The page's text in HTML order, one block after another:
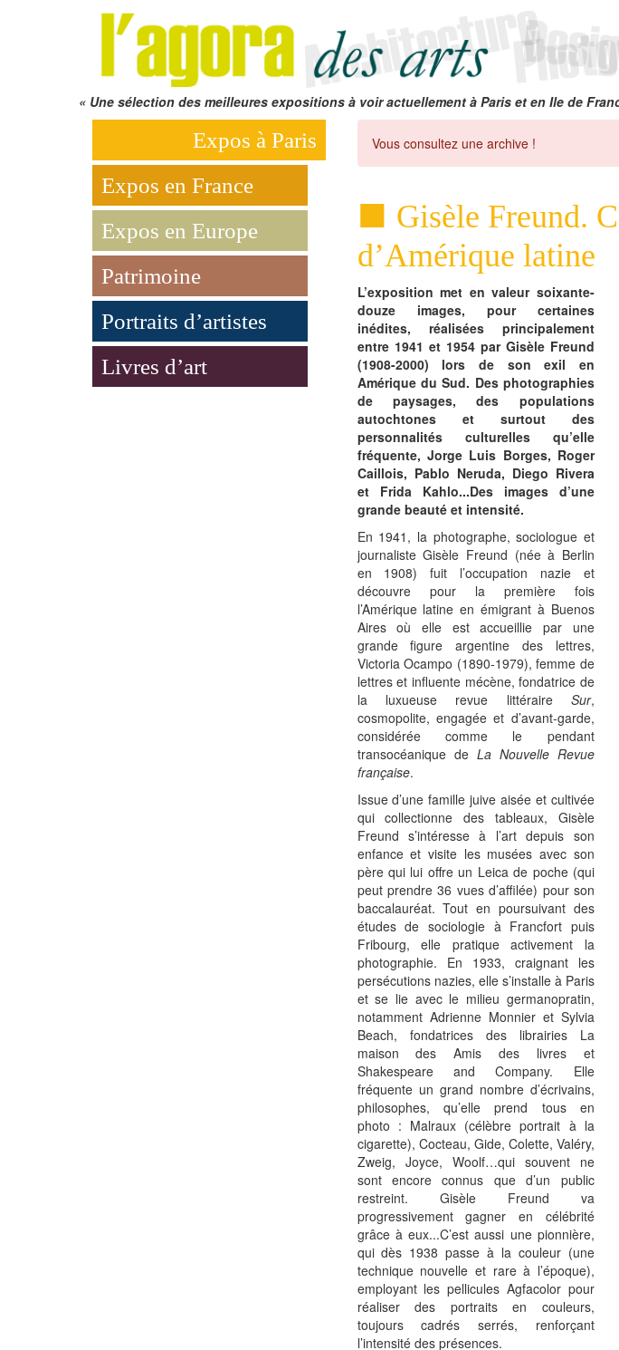
« Une sélection des meilleures expositions à voir actuellement à Paris et en Ile de
Expos à Paris
Expos en France
Expos en Europe
Patrimoine
Portraits d’artistes
Livres d’art
Vous consultez une archive !
Gisèle Freund.
d’Amérique latine
L’exposition met en valeur soixante-
douze images, pour certaines
inédites, réalisées principalement
entre 1941 et 1954 par Gisèle Freund
(1908-2000) lors de son exil en
Amérique du Sud. Des photographies
de paysages, des populations
autochtones et surtout des
personnalités culturelles qu’elle
fréquente, Jorge Luis Borges, Roger
Caillois, Pablo Neruda, Diego Rivera
et Frida Kahlo...Des images d’une
grande beauté et intensité.
En 1941, la photographe, sociologue et
journaliste Gisèle Freund (née à Berlin
en 1908) fuit l’occupation nazie et
découvre pour la première fois
l’Amérique latine en émigrant à Buenos
Aires où elle est accueillie par une
grande figure argentine des lettres,
Victoria Ocampo (1890-1979), femme de
lettres et influente mécène, fondatrice de
la luxueuse revue littéraire Sur,
cosmopolite, engagée et d’avant-garde,
considérée comme le pendant
transocéanique de La Nouvelle Revue
française.
Issue d’une famille juive aisée et cultivée
qui collectionne des tableaux, Gisèle
Freund s’intéresse à l’art depuis son
enfance et visite les musées avec son
père qui lui offre un Leica de poche (qui
peut prendre 36 vues d’affilée) pour son
baccalauréat. Tout en poursuivant des
études de sociologie à Francfort puis
Fribourg, elle pratique activement la
photographie. En 1933, craignant les
persécutions nazies, elle s’installe à Paris
et se lie avec le milieu germanopratin,
notamment Adrienne Monnier et Sylvia
Beach, fondatrices des librairies La
maison des Amis des livres et
Shakespeare and Company. Elle
fréquente un grand nombre d’écrivains,
philosophes, qu’elle prend tous en
photo : Malraux (célèbre portrait à la
cigarette), Cocteau, Gide, Colette, Valéry,
Zweig, Joyce, Woolf…qui souvent ne
sont encore connus que d’un public
restreint. Gisèle Freund va
progressivement gagner en célébrité
grâce à eux...C’est aussi une pionnière,
qui dès 1938 passe à la couleur (une
technique nouvelle et rare à l’époque),
employant les pellicules Agfacolor pour
réaliser des portraits en couleurs,
toujours cadrés serrés, renforçant
l’intensité des présences.